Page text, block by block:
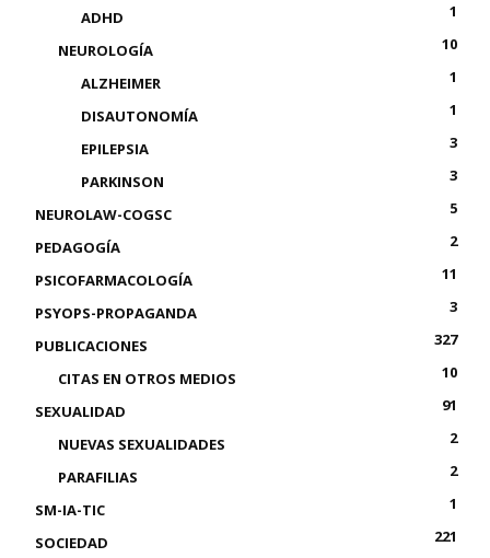
ADHD
1
NEUROLOGÍA
10
ALZHEIMER
1
DISAUTONOMÍA
1
EPILEPSIA
3
PARKINSON
3
NEUROLAW-COGSC
5
PEDAGOGÍA
2
PSICOFARMACOLOGÍA
11
PSYOPS-PROPAGANDA
3
PUBLICACIONES
327
CITAS EN OTROS MEDIOS
10
SEXUALIDAD
91
NUEVAS SEXUALIDADES
2
PARAFILIAS
2
SM-IA-TIC
1
SOCIEDAD
221